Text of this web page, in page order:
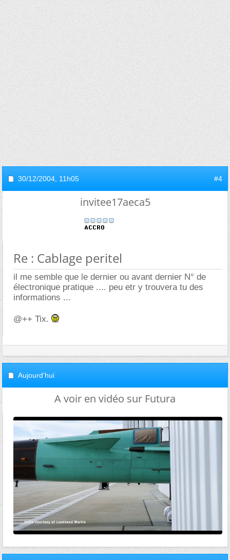
30/12/2004, 11h05 #4
invitee17aeca5
Re : Cablage peritel
il me semble que le dernier ou avant dernier N° de
électronique pratique .... peu etr y trouvera tu des
informations ...
@++ Tix.
Aujourd'hui
A voir en vidéo sur Futura